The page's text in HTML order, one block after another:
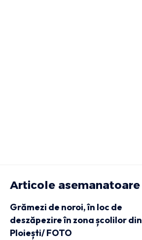
Articole asemanatoare
Grămezi de noroi, în loc de
deszăpezire în zona școlilor din
Ploiești/ FOTO